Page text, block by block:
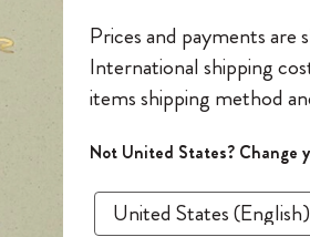
ックチャーム
ーナル
ダイアリー
ー
ナー
プランナー
ティング・システム
マートスマートとは
ビス
レスキン
スキン
ル
クション
ギコレクション
in Wonderland」コレ
ブ・ザ・リング』コレク
Impressionism コレクショ
ョ 限定版コレクション
パック
– made Collection
ョナルへの贈り物
への贈り物
トへの贈り物
× モレスキン
トブック
アリー
*メールアドレス
*パスワード
このデバイスで
クの該当ページを使っ
できますか？
では、複数のスマートノー
モレスキンの
今すぐ会員登
「WELCOME10」
Prices and payments are
International shipping
items shipping method
Not United States? Change